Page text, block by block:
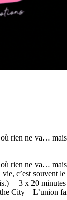
rien ne va… mais
rien ne va… mais
c’est souvent
3 x 20
City – L’union